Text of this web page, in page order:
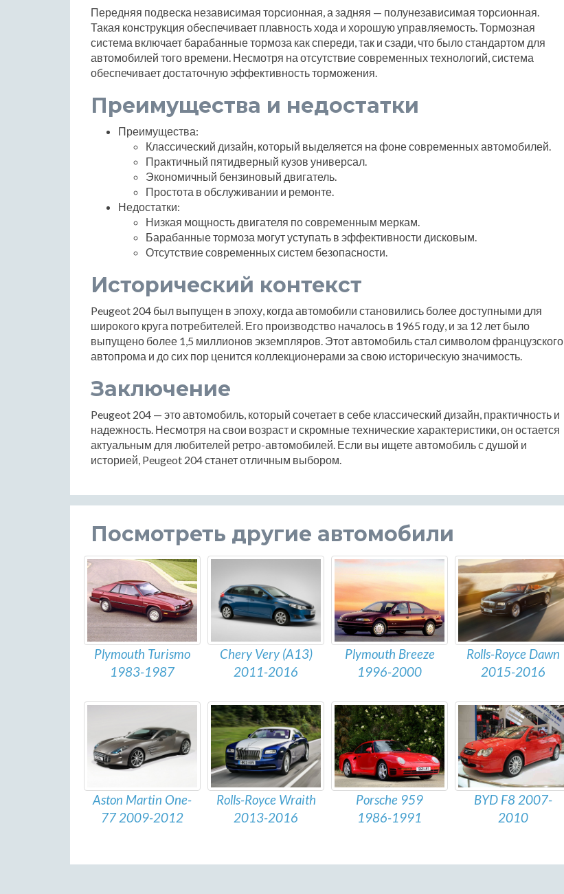
Передняя подвеска независимая торсионная, а задняя — полунезависимая торсионная.
Такая конструкция обеспечивает плавность хода и хорошую управляемость. Тормозная
система включает барабанные тормоза как спереди, так и сзади, что было стандартом для
автомобилей того времени. Несмотря на отсутствие современных технологий, система
обеспечивает достаточную эффективность торможения.
Преимущества и недостатки
Преимущества:
Классический дизайн, который выделяется на фоне современных автомобилей.
Практичный пятидверный кузов универсал.
Экономичный бензиновый двигатель.
Простота в обслуживании и ремонте.
Недостатки:
Низкая мощность двигателя по современным меркам.
Барабанные тормоза могут уступать в эффективности дисковым.
Отсутствие современных систем безопасности.
Исторический контекст
Peugeot 204 был выпущен в эпоху, когда автомобили становились более доступными для
широкого круга потребителей. Его производство началось в 1965 году, и за 12 лет было
выпущено более 1,5 миллионов экземпляров. Этот автомобиль стал символом французского
автопрома и до сих пор ценится коллекционерами за свою историческую значимость.
Заключение
Peugeot 204 — это автомобиль, который сочетает в себе классический дизайн, практичность и
надежность. Несмотря на свои возраст и скромные технические характеристики, он остается
актуальным для любителей ретро-автомобилей. Если вы ищете автомобиль с душой и
историей, Peugeot 204 станет отличным выбором.
Посмотреть другие автомобили
Plymouth Turismo
1983-1987
Chery Very (A13)
2011-2016
Plymouth Breeze
1996-2000
Rolls-Royce Dawn
2015-2016
Aston Martin One-
77 2009-2012
Rolls-Royce Wraith
2013-2016
Porsche 959
1986-1991
BYD F8 2007-
2010